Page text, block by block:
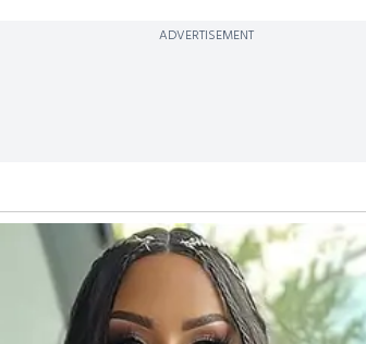
ADVERTISEMENT